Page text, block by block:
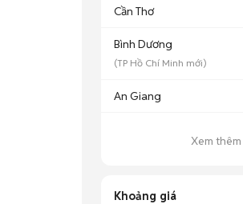
Cần Thơ
Bình Dương
(TP Hồ Chí Minh mới)
An Giang
Xem thêm
Khoảng giá